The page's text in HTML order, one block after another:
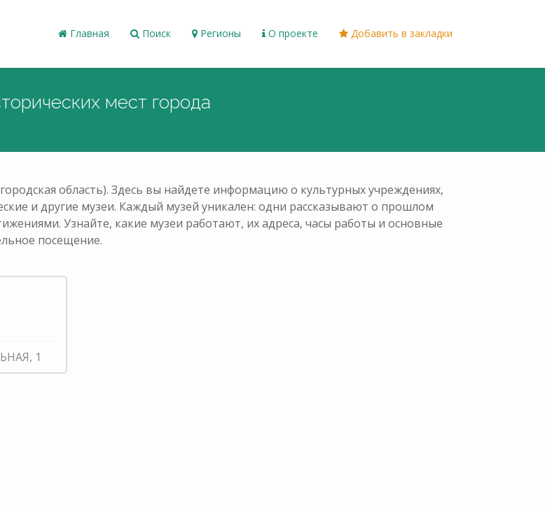
Главная Поиск Регионы О проекте Добавить в закладки
мест города
область). Здесь вы найдете информацию о культурных учреждениях,
и другие музеи. Каждый музей уникален: одни рассказывают о прошлом
Узнайте, какие музеи работают, их адреса, часы работы и основные
посещение.
1